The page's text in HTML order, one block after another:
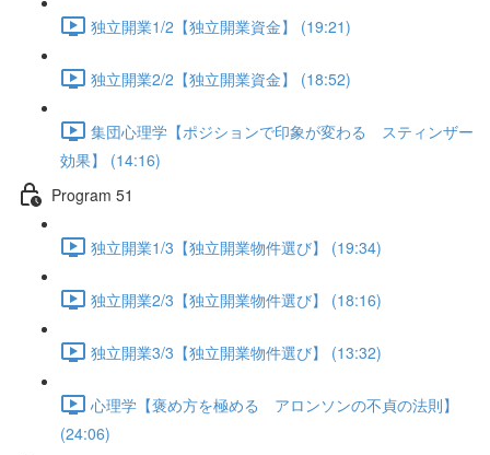
独立開業1/2【独立開業資金】 (19:21)
独立開業2/2【独立開業資金】 (18:52)
集団心理学【ポジションで印象が変わる スティンザー
効果】 (14:16)
Program 51
独立開業1/3【独立開業物件選び】 (19:34)
独立開業2/3【独立開業物件選び】 (18:16)
独立開業3/3【独立開業物件選び】 (13:32)
心理学【褒め方を極める アロンソンの不貞の法則】
(24:06)